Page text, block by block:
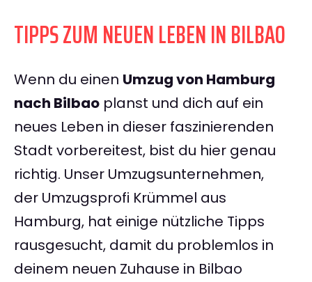
TIPPS ZUM NEUEN LEBEN IN BILBAO
Wenn du einen Umzug von Hamburg
nach Bilbao planst und dich auf ein
neues Leben in dieser faszinierenden
Stadt vorbereitest, bist du hier genau
richtig. Unser Umzugsunternehmen,
der Umzugsprofi Krümmel aus
Hamburg, hat einige nützliche Tipps
rausgesucht, damit du problemlos in
deinem neuen Zuhause in Bilbao